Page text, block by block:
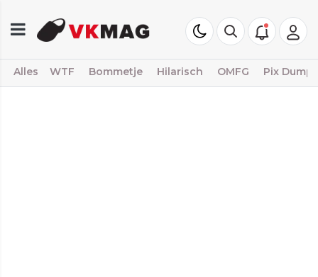
Alles WTF Bommetje Hilarisch OMFG Pix Dump